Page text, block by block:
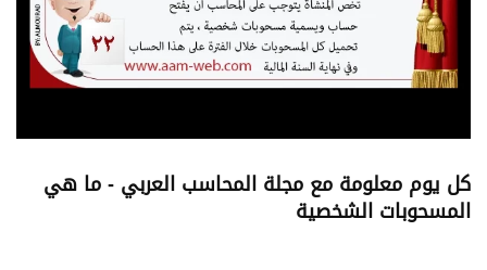
كل يوم معلومة مع مجلة المحاسب العربي - ما هي
المسحوبات الشخصية